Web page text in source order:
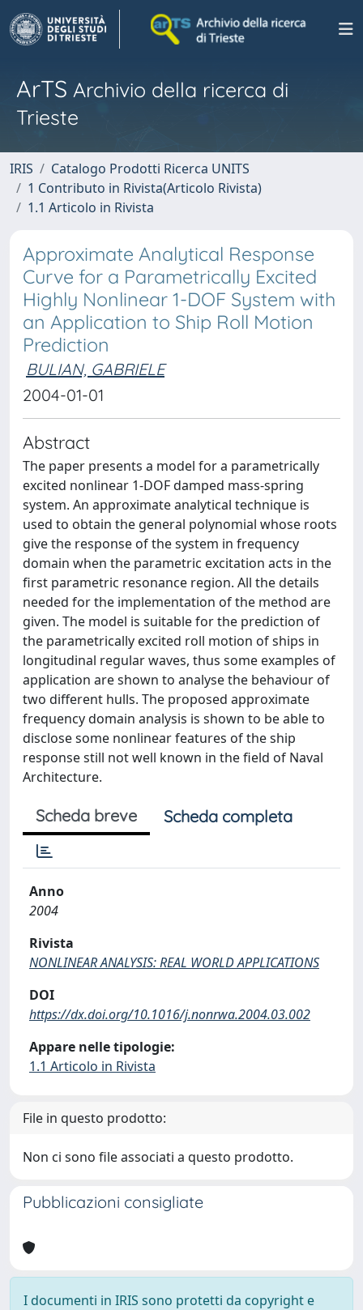
ArTS Archivio della ricerca di
Trieste
IRIS
Catalogo Prodotti Ricerca UNITS
1 Contributo in Rivista(Articolo Rivista)
1.1 Articolo in Rivista
Approximate Analytical Response
Curve for a Parametrically Excited
Highly Nonlinear 1-DOF System with
an Application to Ship Roll Motion
Prediction
BULIAN, GABRIELE
2004-01-01
Abstract
The paper presents a model for a parametrically
excited nonlinear 1-DOF damped mass-spring
system. An approximate analytical technique is
used to obtain the general polynomial whose roots
give the response of the system in frequency
domain when the parametric excitation acts in the
first parametric resonance region. All the details
needed for the implementation of the method are
given. The model is suitable for the prediction of
the parametrically excited roll motion of ships in
longitudinal regular waves, thus some examples of
application are shown to analyse the behaviour of
two different hulls. The proposed approximate
frequency domain analysis is shown to be able to
disclose some nonlinear features of the ship
response still not well known in the field of Naval
Architecture.
Scheda breve Scheda completa
Anno
2004
Rivista
NONLINEAR ANALYSIS: REAL WORLD APPLICATIONS
DOI
https://dx.doi.org/10.1016/j.nonrwa.2004.03.002
Appare nelle tipologie:
1.1 Articolo in Rivista
File in questo prodotto:
Non ci sono file associati a questo prodotto.
Pubblicazioni consigliate
I documenti in IRIS sono protetti da copyright e